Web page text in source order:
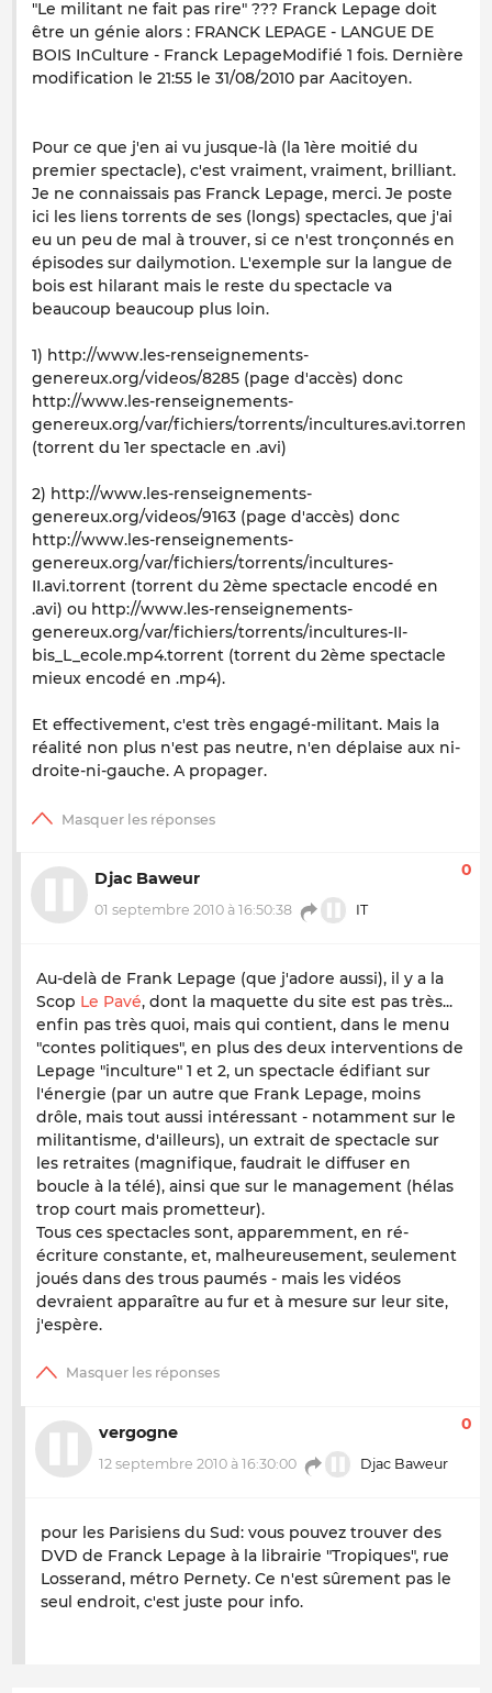
"Le militant ne fait pas rire" ??? Franck Lepage doit
être un génie alors : FRANCK LEPAGE - LANGUE DE
BOIS InCulture - Franck LepageModifié 1 fois. Dernière
modification le 21:55 le 31/08/2010 par Aacitoyen.
Pour ce que j'en ai vu jusque-là (la 1ère moitié du
premier spectacle), c'est vraiment, vraiment, brilliant.
Je ne connaissais pas Franck Lepage, merci. Je poste
ici les liens torrents de ses (longs) spectacles, que j'ai
eu un peu de mal à trouver, si ce n'est tronçonnés en
épisodes sur dailymotion. L'exemple sur la langue de
bois est hilarant mais le reste du spectacle va
beaucoup beaucoup plus loin.
1) http://www.les-renseignements-
genereux.org/videos/8285 (page d'accès) donc
http://www.les-renseignements-
genereux.org/var/fichiers/torrents/incultures.avi.torrent
(torrent du 1er spectacle en .avi)
2) http://www.les-renseignements-
genereux.org/videos/9163 (page d'accès) donc
http://www.les-renseignements-
genereux.org/var/fichiers/torrents/incultures-
II.avi.torrent (torrent du 2ème spectacle encodé en
.avi) ou http://www.les-renseignements-
genereux.org/var/fichiers/torrents/incultures-II-
bis_L_ecole.mp4.torrent (torrent du 2ème spectacle
mieux encodé en .mp4).
Et effectivement, c'est très engagé-militant. Mais la
réalité non plus n'est pas neutre, n'en déplaise aux ni-
droite-ni-gauche. A propager.
Djac Baweur
01 septembre 2010 à 16:50:38 IT
0
Au-delà de Frank Lepage (que j'adore aussi), il y a la
Scop Le Pavé, dont la maquette du site est pas très...
enfin pas très quoi, mais qui contient, dans le menu
"contes politiques", en plus des deux interventions de
Lepage "inculture" 1 et 2, un spectacle édifiant sur
l'énergie (par un autre que Frank Lepage, moins
drôle, mais tout aussi intéressant - notamment sur le
militantisme, d'ailleurs), un extrait de spectacle sur
les retraites (magnifique, faudrait le diffuser en
boucle à la télé), ainsi que sur le management (hélas
trop court mais prometteur).
Tous ces spectacles sont, apparemment, en ré-
écriture constante, et, malheureusement, seulement
joués dans des trous paumés - mais les vidéos
devraient apparaître au fur et à mesure sur leur site,
j'espère.
vergogne
12 septembre 2010 à 16:30:00 Djac Baweur
0
pour les Parisiens du Sud: vous pouvez trouver des
DVD de Franck Lepage à la librairie "Tropiques", rue
Losserand, métro Pernety. Ce n'est sûrement pas le
seul endroit, c'est juste pour info.